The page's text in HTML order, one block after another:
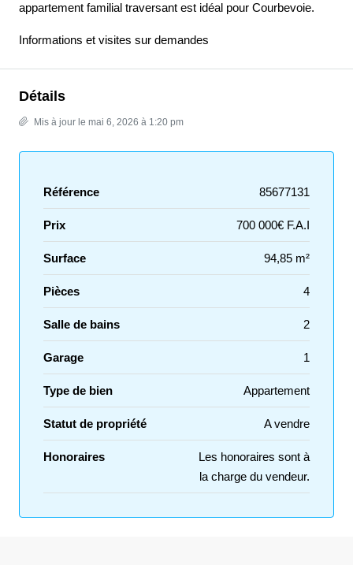
appartement familial traversant est idéal pour Courbevoie.
Informations et visites sur demandes
Détails
Mis à jour le mai 6, 2026 à 1:20 pm
Référence 85677131
Prix 700 000€ F.A.I
Surface 94,85 m²
Pièces 4
Salle de bains 2
Garage 1
Type de bien Appartement
Statut de propriété A vendre
Honoraires
Les honoraires sont à
la charge du vendeur.